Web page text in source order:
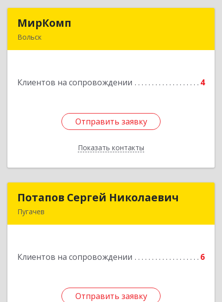
МирКомп
Вольск
Клиентов на сопровождении 4
Отправить заявку
Показать контакты
Подробнее
Отправить заявку
Назад
Потапов Сергей Николаевич
Пугачев
Клиентов на сопровождении 6
Отправить заявку
Потапов Сергей Николаевич
Отправить заявку